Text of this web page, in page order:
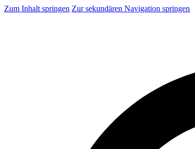
Zum Inhalt springen Zur sekundären Navigation springen